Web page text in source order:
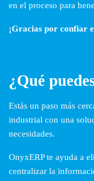
en el proceso para
¡Gracias por confiar
¿Qué
Estás un paso más
industrial con una
necesidades.
OnyxERP te ayuda a
centralizar la